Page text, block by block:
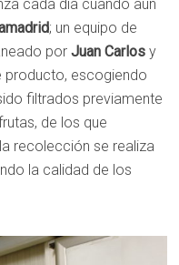
cada día cuando aún
; un equipo de
por Juan Carlos y
producto, escogiendo
filtrados previamente
de los que
recolección se realiza
la calidad de los